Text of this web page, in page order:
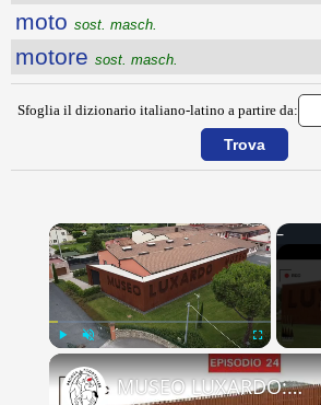
moto sost. masch.
motore sost. masch.
Sfoglia il dizionario italiano-latino a partire da:
×
Fullscreen
MUSEO LUXARDO: Un Viaggio nel Tempo e nel Gusto